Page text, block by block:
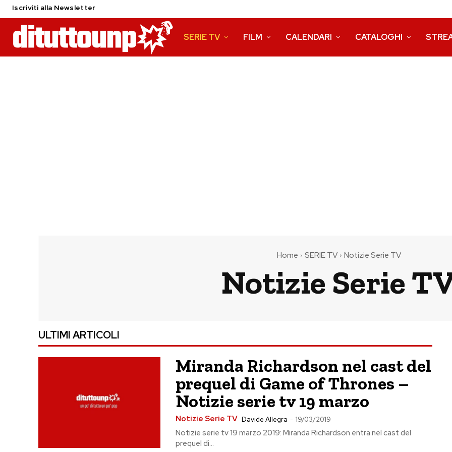
Iscriviti alla Newsletter
SERIE TV FILM CALENDARI CATALOGHI
Home SERIE TV Notizie Serie TV
Notizie Serie
ULTIMI ARTICOLI
Miranda Richardson nel cast del
prequel di Game of Thrones –
Notizie serie tv 19 marzo
Notizie Serie TV Davide Allegra - 19/03/2019
Notizie serie tv 19 marzo 2019: Miranda Richardson entra nel cast del
prequel di...